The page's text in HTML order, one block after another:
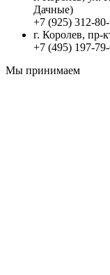
Дачные)
+7 (925) 312-
г. Королев, пр-
+7 (495) 197-
Мы принимаем